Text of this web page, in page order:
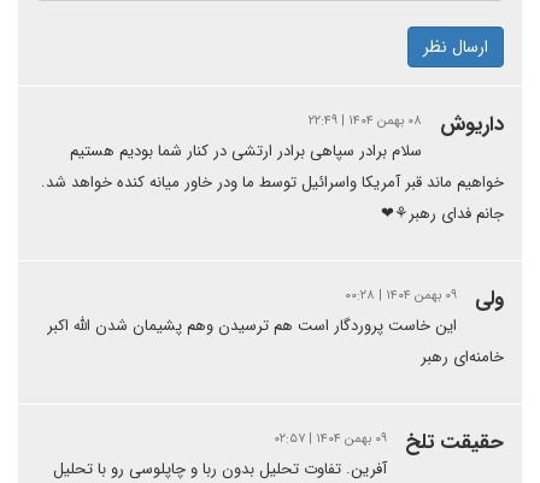
ارسال نظر
داریوش ۰۸ بهمن ۱۴۰۴ | ۲۲:۴۹
سلام برادر سپاهی برادر ارتشی در کنار شما بودیم هستیم
خواهیم ماند قبر آمریکا واسرائیل توسط ما ودر خاور میانه کنده خواهد شد.
جانم فدای رهبر⚘❤
ولی ۰۹ بهمن ۱۴۰۴ | ۰۰:۲۸
این خاست پروردگار است هم ترسیدن وهم پشیمان شدن الله اکبر
خامنه‌ای رهبر
حقیقت تلخ ۰۹ بهمن ۱۴۰۴ | ۰۲:۵۷
آفرین. تفاوت تحلیل بدون ربا و چاپلوسی رو با تحلیل